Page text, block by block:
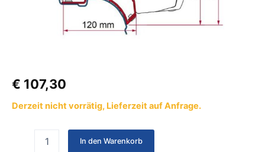
€ 107,30
Derzeit nicht vorrätig, Lieferzeit auf Anfrage.
In den Warenkorb